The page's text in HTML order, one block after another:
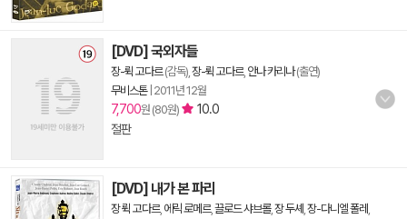
[DVD] 국외자들
장-뤽 고다르(감독), 장-뤽 고다르, 안나 카리나(출연)
무비스톤| 2011년 12월
7,700원 (80원)
10.0
절판
[DVD] 내가 본 파리
장 뤽 고다르, 에릭 로메르, 끌로드 샤브롤, 장 두셰 장-다니엘 폴레